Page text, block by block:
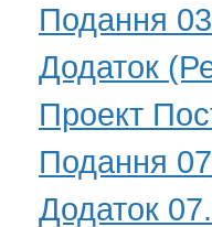
Подання
Додаток
Проект
Подання
Додаток